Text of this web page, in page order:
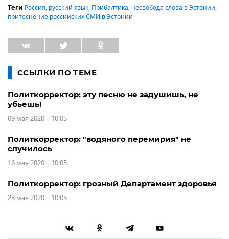
Теги Россия, русский язык, Прибалтика, несвобода слова в Эстонии,
притеснение российских СМИ в Эстонии
ССЫЛКИ ПО ТЕМЕ
Политкорректор: эту песню не задушишь, не
убьешь!
09 мая 2020 | 10:05
Политкорректор: "водяного перемирия" не
случилось
16 мая 2020 | 10:05
Политкорректор: грозный Департамент здоровья
23 мая 2020 | 10:05